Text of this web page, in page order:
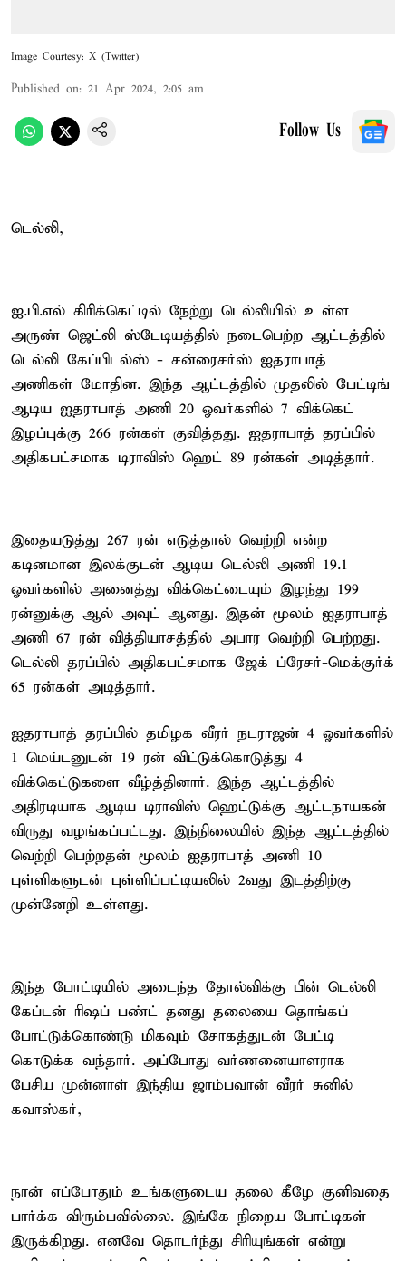
Image Courtesy: X (Twitter)
Published on: 21 Apr 2024, 2:05 am
Follow Us
டெல்லி,
ஐ.பி.எல் கிரிக்கெட்டில் நேற்று டெல்லியில் உள்ள
அருண் ஜெட்லி ஸ்டேடியத்தில் நடைபெற்ற ஆட்டத்தில்
டெல்லி கேப்பிடல்ஸ் - சன்ரைசர்ஸ் ஐதராபாத்
அணிகள் மோதின. இந்த ஆட்டத்தில் முதலில் பேட்டிங்
ஆடிய ஐதராபாத் அணி 20 ஓவர்களில் 7 விக்கெட்
இழப்புக்கு 266 ரன்கள் குவித்தது. ஐதராபாத் தரப்பில்
அதிகபட்சமாக டிராவிஸ் ஹெட் 89 ரன்கள் அடித்தார்.
இதையடுத்து 267 ரன் எடுத்தால் வெற்றி என்ற
கடினமான இலக்குடன் ஆடிய டெல்லி அணி 19.1
ஓவர்களில் அனைத்து விக்கெட்டையும் இழந்து 199
ரன்னுக்கு ஆல் அவுட் ஆனது. இதன் மூலம் ஐதராபாத்
அணி 67 ரன் வித்தியாசத்தில் அபார வெற்றி பெற்றது.
டெல்லி தரப்பில் அதிகபட்சமாக ஜேக் ப்ரேசர்-மெக்குர்க்
65 ரன்கள் அடித்தார்.
ஐதராபாத் தரப்பில் தமிழக வீரர் நடராஜன் 4 ஓவர்களில்
1 மெய்டனுடன் 19 ரன் விட்டுக்கொடுத்து 4
விக்கெட்டுகளை வீழ்த்தினார். இந்த ஆட்டத்தில்
அதிரடியாக ஆடிய டிராவிஸ் ஹெட்டுக்கு ஆட்டநாயகன்
விருது வழங்கப்பட்டது. இந்நிலையில் இந்த ஆட்டத்தில்
வெற்றி பெற்றதன் மூலம் ஐதராபாத் அணி 10
புள்ளிகளுடன் புள்ளிப்பட்டியலில் 2வது இடத்திற்கு
முன்னேறி உள்ளது.
இந்த போட்டியில் அடைந்த தோல்விக்கு பின் டெல்லி
கேப்டன் ரிஷப் பண்ட் தனது தலையை தொங்கப்
போட்டுக்கொண்டு மிகவும் சோகத்துடன் பேட்டி
கொடுக்க வந்தார். அப்போது வர்ணனையாளராக
பேசிய முன்னாள் இந்திய ஜாம்பவான் வீரர் சுனில்
கவாஸ்கர்,
நான் எப்போதும் உங்களுடைய தலை கீழே குனிவதை
பார்க்க விரும்பவில்லை. இங்கே நிறைய போட்டிகள்
இருக்கிறது. எனவே தொடர்ந்து சிரியுங்கள் என்று